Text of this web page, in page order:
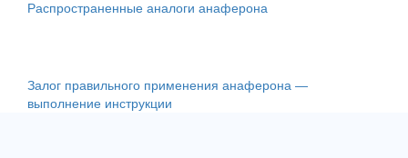
Распространенные аналоги анаферона
Залог правильного применения анаферона —
выполнение инструкции